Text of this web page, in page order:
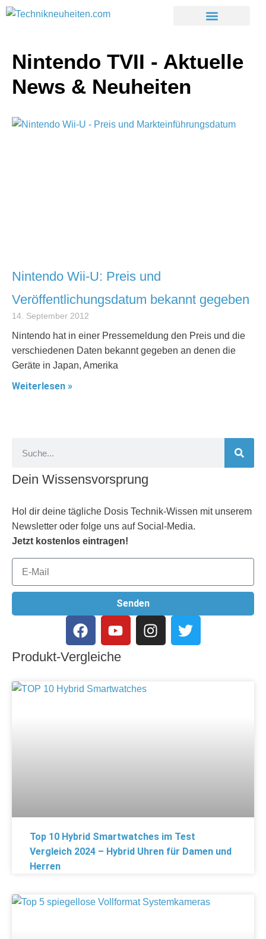
Nintendo TVII - Aktuelle
News & Neuheiten
Nintendo Wii-U: Preis und
Veröffentlichungsdatum bekannt gegeben
14. September 2012
Nintendo hat in einer Pressemeldung den Preis und die
verschiedenen Daten bekannt gegeben an denen die
Geräte in Japan, Amerika
Weiterlesen »
Dein Wissensvorsprung
Hol dir deine tägliche Dosis Technik-Wissen mit unserem
Newsletter oder folge uns auf Social-Media.
Jetzt kostenlos eintragen!
Senden
Produkt-Vergleiche
Top 10 Hybrid Smartwatches im Test
Vergleich 2024 – Hybrid Uhren für Damen und
Herren